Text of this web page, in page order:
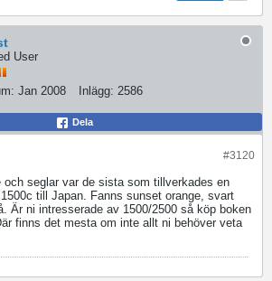
User
Jan 2008 Inlägg: 2586
Dela
#3120
och seglar var de sista som tillverkades en
till Japan. Fanns sunset orange, svart
Är ni intresserade av 1500/2500 så köp boken
finns det mesta om inte allt ni behöver veta